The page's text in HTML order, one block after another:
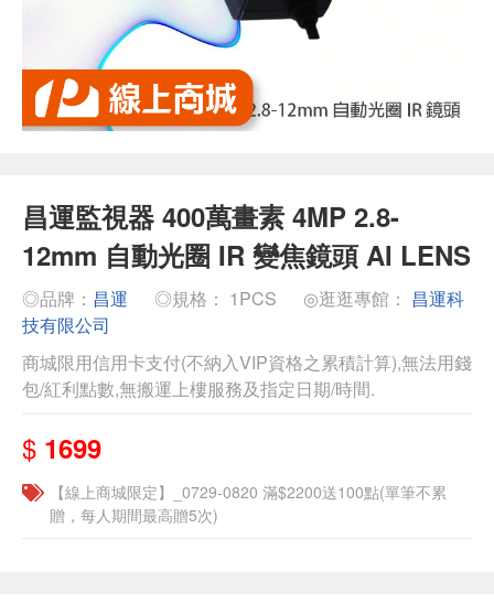
昌運監視器 400萬畫素 4MP 2.8-
12mm 自動光圈 IR 變焦鏡頭 AI LENS
◎品牌： 昌運 ◎規格： 1PCS ◎逛逛專館： 昌運科
技有限公司
商城限用信用卡支付(不納入VIP資格之累積計算),無法用錢
包/紅利點數,無搬運上樓服務及指定日期/時間.
$ 1699
【線上商城限定】_0729-0820 滿$2200送100點(單筆不累
贈，每人期間最高贈5次)